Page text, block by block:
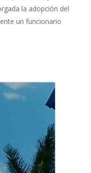
la adopción del
un funcionario